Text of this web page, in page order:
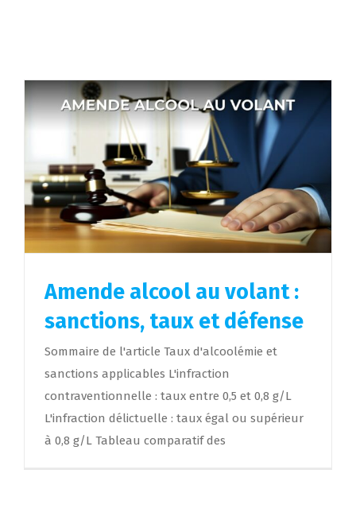
Amende alcool au volant :
sanctions, taux et défense
Sommaire de l'article Taux d'alcoolémie et
sanctions applicables L'infraction
contraventionnelle : taux entre 0,5 et 0,8 g/L
L'infraction délictuelle : taux égal ou supérieur
à 0,8 g/L Tableau comparatif des